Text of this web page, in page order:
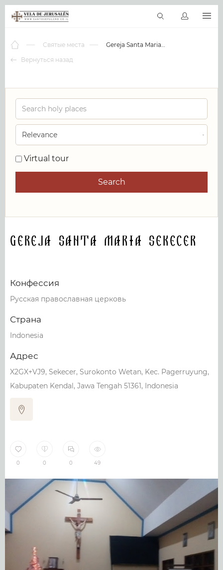
Виртуальные туры
RU
Вернуться назад
Святые места Gereja Santa Maria Sekecer
Virtual tour
Search
Gereja Santa Maria Sekecer
Конфессия
Русская православная церковь
Страна
Indonesia
Адрес
X2GX+VJ9, Sekecer, Surokonto Wetan, Kec. Pagerruyung,
Kabupaten Kendal, Jawa Tengah 51361, Indonesia
0 0 0 49